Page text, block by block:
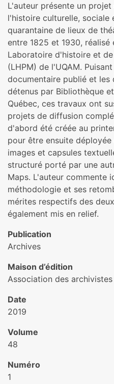
L'auteur présente un
l'histoire culturelle, sociale
quarantaine de lieux de
entre 1825 et 1930,
Laboratoire d'histoire et
(LHPM) de l'UQAM.
documentaire publié et les
détenus par Bibliothèque
Québec, ces travaux ont
projets de diffusion
d'abord été créée au
pour être ensuite
images et capsules
structuré porté par une
Maps. L'auteur commente
méthodologie et ses
mérites respectifs des
également mis en relief.
Publication
Archives
Maison d’édition
Association des archivistes
Date
2019
Volume
48
Numéro
1